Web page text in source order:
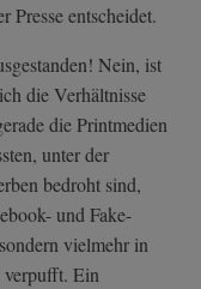
Presse entscheidet.
Nein, ist
die Verhältnisse
die Printmedien
unter der
bedroht sind,
und Fake-
vielmehr in
verpufft. Ein